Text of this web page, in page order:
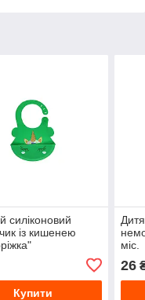
силіконовий
із кишенею
Купити
міс.
26